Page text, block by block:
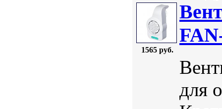
1565 руб.
для